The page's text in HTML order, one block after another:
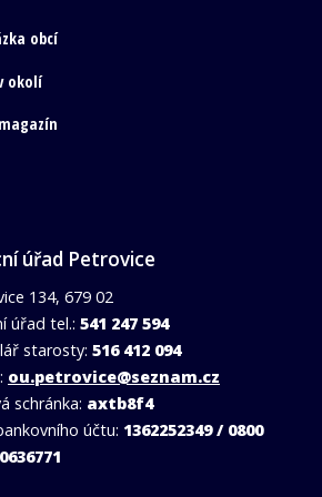
obcí
okolí
úřad Petrovice
134, 679 02
úřad tel.: 541 247 594
starosty: 516 412 094
ou.petrovice@seznam.cz
schránka: axtb8f4
účtu: 1362252349 / 0800